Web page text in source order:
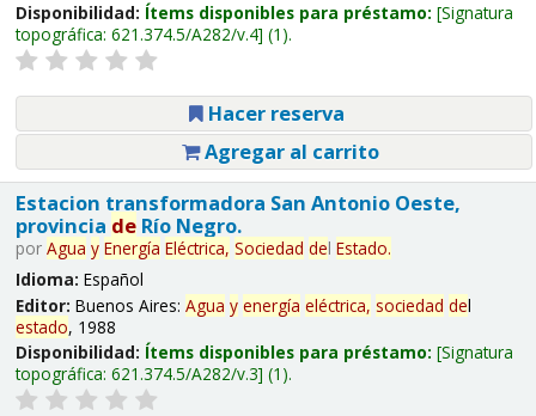
Disponibilidad: Ítems disponibles para préstamo: Signatura
topográfica: 621.374.5/A282/v.4 (1).
Hacer reserva
Agregar al carrito
Estacion transformadora San Antonio Oeste,
provincia deRío Negro.
por Agua y Energía Eléctrica, Sociedad del Estado.
Idioma: Español
Editor: Buenos Aires: Agua y energía eléctrica, sociedad del
estado, 1988
Disponibilidad: Ítems disponibles para préstamo: Signatura
topográfica: 621.374.5/A282/v.3 (1).